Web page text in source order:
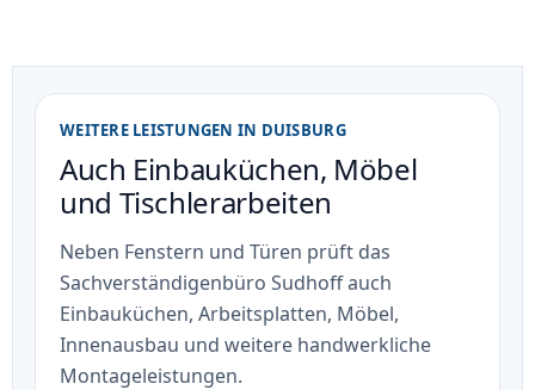
WEITERE LEISTUNGEN IN DUISBURG
Auch Einbauküchen, Möbel
und Tischlerarbeiten
Neben Fenstern und Türen prüft das
Sachverständigenbüro Sudhoff auch
Einbauküchen, Arbeitsplatten, Möbel,
Innenausbau und weitere handwerkliche
Montageleistungen.